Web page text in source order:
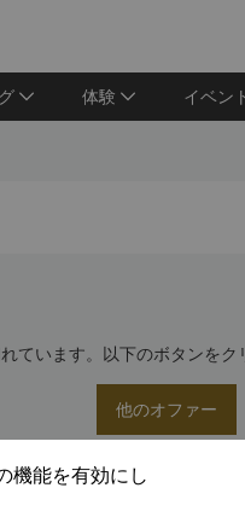
体験 イベン
ています。以下のボタンをク
他のオファー
機能を有効にし